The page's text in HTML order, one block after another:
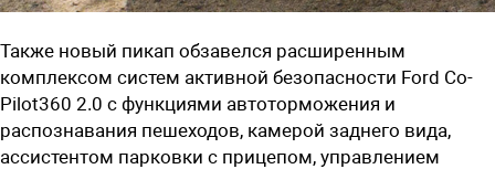
Также новый пикап обзавелся расширенным
комплексом систем активной безопасности Ford Co-
Pilot360 2.0 с функциями автоторможения и
распознавания пешеходов, камерой заднего вида,
ассистентом парковки с прицепом, управлением